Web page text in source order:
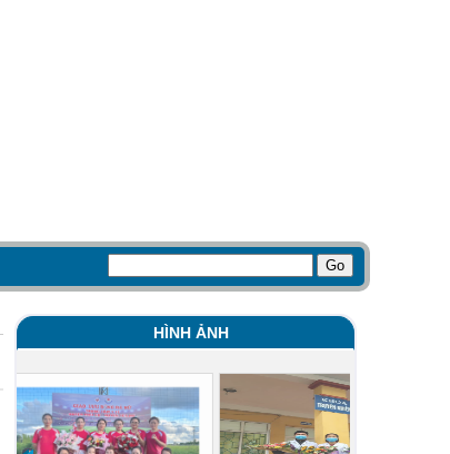
HÌNH ẢNH